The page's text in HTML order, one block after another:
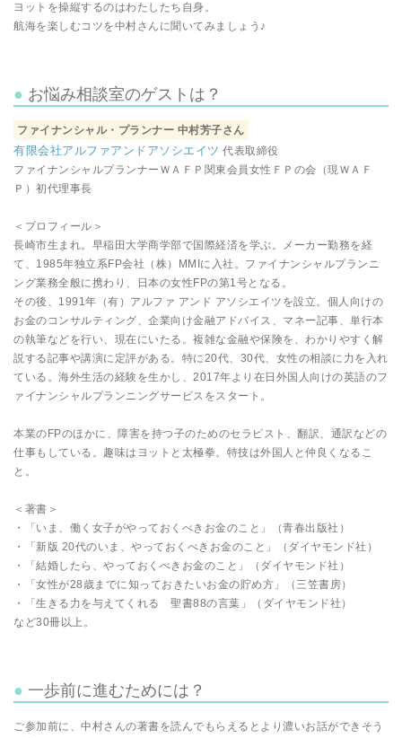
ヨットを操縦するのはわたしたち自身。
航海を楽しむコツを中村さんに聞いてみましょう♪
お悩み相談室のゲストは？
ファイナンシャル・プランナー 中村芳子さん
有限会社アルファアンドアソシエイツ 代表取締役
ファイナンシャルプランナーＷＡＦＰ関東会員女性ＦＰの会（現ＷＡＦ
Ｐ）初代理事長
＜プロフィール＞
長崎市生まれ。早稲田大学商学部で国際経済を学ぶ。メーカー勤務を経
て、1985年独立系FP会社（株）MMIに入社。ファイナンシャルプランニ
ング業務全般に携わり、日本の女性FPの第1号となる。
その後、1991年（有）アルファ アンド アソシエイツを設立。個人向けの
お金のコンサルティング、企業向け金融アドバイス、マネー記事、単行本
の執筆などを行い、現在にいたる。複雑な金融や保険を、わかりやすく解
説する記事や講演に定評がある。特に20代、30代、女性の相談に力を入れ
ている。海外生活の経験を生かし、2017年より在日外国人向けの英語のフ
ァイナンシャルプランニングサービスをスタート。
本業のFPのほかに、障害を持つ子のためのセラピスト、翻訳、通訳などの
仕事もしている。趣味はヨットと太極拳。特技は外国人と仲良くなるこ
と。
＜著書＞
・「いま、働く女子がやっておくべきお金のこと」（青春出版社）
・「新版 20代のいま、やっておくべきお金のこと」（ダイヤモンド社）
・「結婚したら、やっておくべきお金のこと」（ダイヤモンド社）
・「女性が28歳までに知っておきたいお金の貯め方」（三笠書房）
・「生きる力を与えてくれる 聖書88の言葉」（ダイヤモンド社）
など30冊以上。
一歩前に進むためには？
ご参加前に、中村さんの著書を読んでもらえるとより濃いお話ができそう